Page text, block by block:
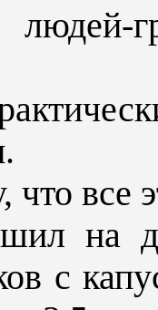
что все
на
с